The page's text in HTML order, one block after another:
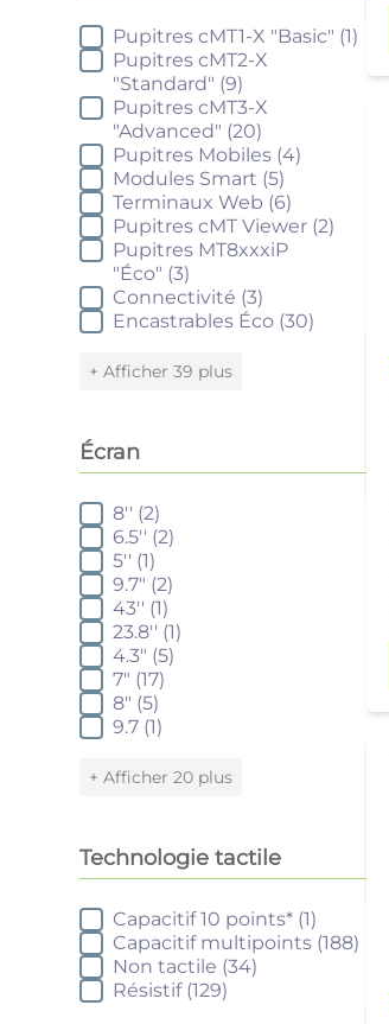
SériePupitres cMT1-X "Basic" (1)
Pupitres cMT2-X
"Standard" (9)
Pupitres cMT3-X
"Advanced" (20)
Pupitres Mobiles (4)
Modules Smart (5)
Terminaux Web (6)
Pupitres cMT Viewer (2)
Pupitres MT8xxxiP
"Éco" (3)
Connectivité (3)
Encastrables Éco (30)
+ Afficher 39 plus
Écran
Écran
8'' (2)
6.5'' (2)
5'' (1)
9.7" (2)
43'' (1)
23.8'' (1)
4.3" (5)
7" (17)
8" (5)
9.7 (1)
+ Afficher 20 plus
Technologie tactile
Technologie tactile
Capacitif 10 points* (1)
Capacitif multipoints (188)
Non tactile (34)
Résistif (129)